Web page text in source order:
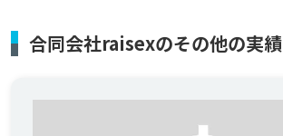
合同会社raisexのその他の実績